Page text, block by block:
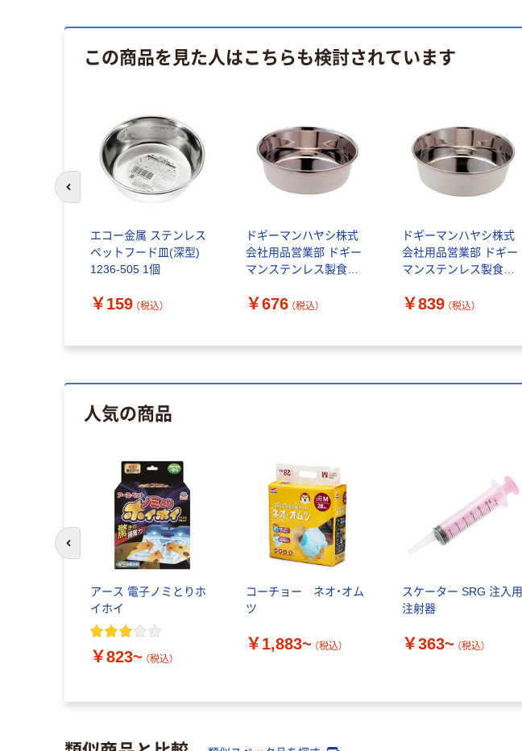
この商品を見た人はこちらも検討されています
エコー金属 ステンレス
ペットフード皿(深型)
1236-505 1個
￥159 （税込）
ドギーマンハヤシ株式
会社用品営業部 ドギー
マンステンレス製食器
4976555930443 1個入
￥676 （税込）
ドギーマンハヤシ株式
会社用品営業部 ドギー
マンステンレス製食器
4976555930450 1個入
￥839 （税込）
前のスライドへ
人気の商品
アース 電子ノミとりホ
イホイ
￥823~ （税込）
コーチョー ネオ・オム
ツ
￥1,883~ （税込）
スケーター SRG 注入用
注射器
￥363~ （税込）
前のスライドへ